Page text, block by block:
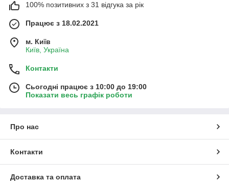
100% позитивних з 31 відгука за рік
Працює з 18.02.2021
м. Київ
Київ, Україна
Контакти
Сьогодні працює з 10:00 до 19:00
Показати весь графік роботи
Про нас
Контакти
Доставка та оплата